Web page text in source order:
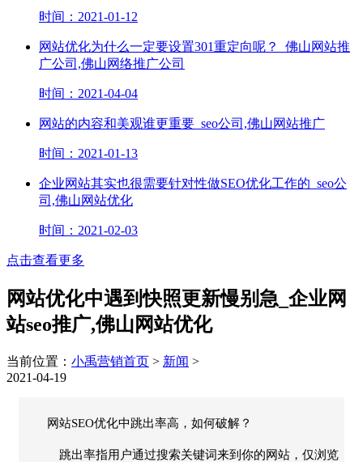
时间：2021-01-12
网站优化为什么一定要设置301重定向呢？_佛山网站推
广公司,佛山网络推广公司
时间：2021-04-04
网站的内容和美观谁更重要_seo公司,佛山网站推广
时间：2021-01-13
企业网站其实也很需要针对性做SEO优化工作的_seo公
司,佛山网站优化
时间：2021-02-03
点击查看更多
网站优化中遇到快照更新慢别急_企业网
站seo推广,佛山网站优化
当前位置： 小禹营销首页 > 新闻 >
2021-04-19
网站SEO优化中跳出率高，如何破解？
跳出率指用户通过搜索关键词来到你的网站，仅浏览